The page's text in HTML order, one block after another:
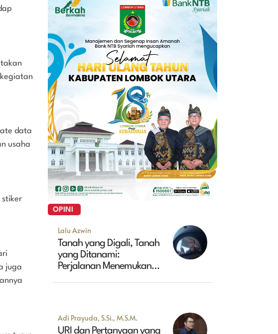
data
usaha
stiker
juga
OPINI
Lalu Azwin
Tanah yang Digali, Tanah
yang Ditanami:
Perjalanan Menemukan
Adi Prayuda, S.Si., M.S.M.
URI dan Pertanyaan yang